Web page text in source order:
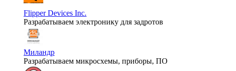
Flipper Devices Inc.
Разрабатываем электронику для задротов
Миландр
Разрабатываем микросхемы, приборы, ПО